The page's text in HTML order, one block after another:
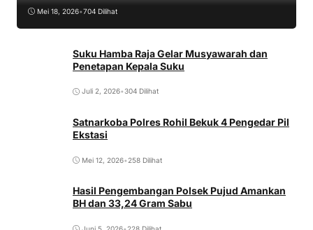
Mei 18, 2026•704 Dilihat
Suku Hamba Raja Gelar Musyawarah dan
Penetapan Kepala Suku
Juli 2, 2026•304 Dilihat
Satnarkoba Polres Rohil Bekuk 4 Pengedar Pil
Ekstasi
Mei 12, 2026• 258 Dilihat
Hasil Pengembangan Polsek Pujud Amankan
BH dan 33,24 Gram Sabu